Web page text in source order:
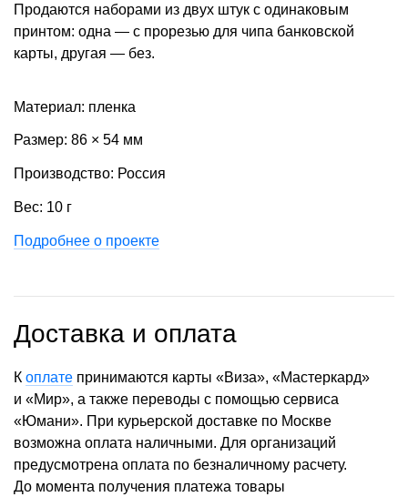
Продаются наборами из двух штук с одинаковым
принтом: одна — с прорезью для чипа банковской
карты, другая — без.
Материал: пленка
Размер: 86 × 54 мм
Производство: Россия
Вес: 10 г
Подробнее о проекте
Доставка и оплата
К оплате принимаются карты «Виза», «Мастеркард»
и «Мир», а также переводы с помощью сервиса
«Юмани». При курьерской доставке по Москве
возможна оплата наличными. Для организаций
предусмотрена оплата по безналичному расчету.
До момента получения платежа товары